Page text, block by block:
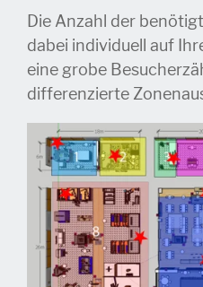
Die Anzahl der
dabei individuell auf
eine grobe
differenzierte